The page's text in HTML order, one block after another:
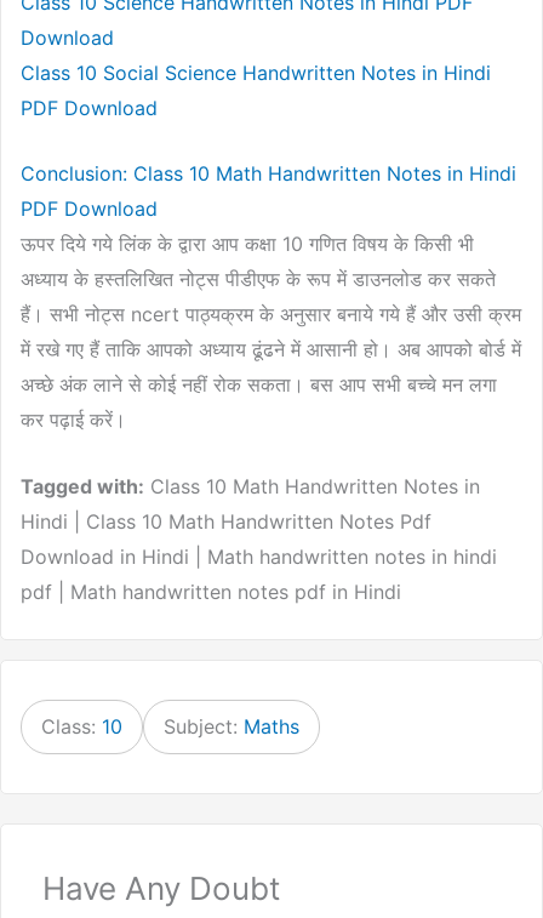
Download
Class 10 Social Science Handwritten Notes in Hindi
PDF Download
Conclusion: Class 10 Math Handwritten Notes in Hindi
PDF Download
ऊपर दिये गये लिंक के द्वारा आप कक्षा 10 गणित विषय के किसी भी
अध्याय के हस्तलिखित नोट्स पीडीएफ के रूप में डाउनलोड कर सकते
हैं। सभी नोट्स ncert ‍पाठ्यक्रम के अनुसार बनाये गये हैं और उसी क्रम
में रखे गए हैं ताकि आपको अध्याय ढूंढने में आसानी हो। अब आपको बोर्ड में
अच्छे अंक लाने से कोई नहीं रोक सकता। बस आप सभी बच्चे मन लगा
कर पढ़ाई करें।
Tagged with: Class 10 Math Handwritten Notes in
Hindi | Class 10 Math Handwritten Notes Pdf
Download in Hindi | Math handwritten notes in hindi
pdf | Math handwritten notes pdf in Hindi
Class: 10 Subject: Maths
Have Any Doubt